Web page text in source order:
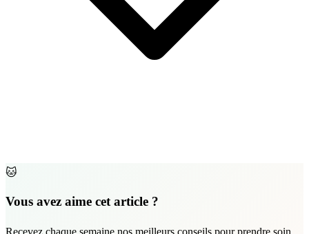
🐱
Vous avez aime cet article ?
Recevez chaque semaine nos meilleurs conseils pour prendre soin